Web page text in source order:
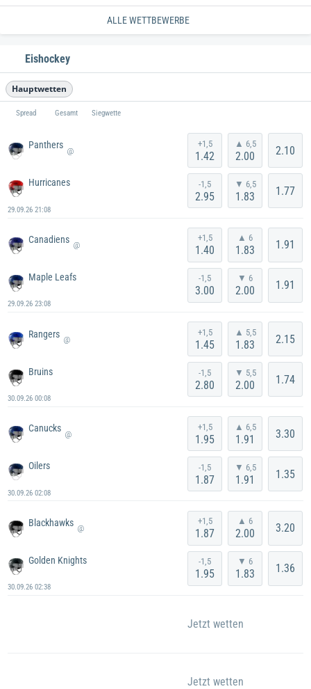
ALLE WETTBEWERBE
Eishockey
Hauptwetten
Spread Gesamt Siegwette
Panthers
@
Hurricanes
29.09.26 21:08
+1,5
1.42
-1,5
2.95
▲ 6,5
2.00
▼ 6,5
1.83
2.10
1.77
Canadiens
@
Maple Leafs
29.09.26 23:08
+1,5
1.40
-1,5
3.00
▲ 6
1.83
▼ 6
2.00
1.91
1.91
Rangers
@
Bruins
30.09.26 00:08
+1,5
1.45
-1,5
2.80
▲ 5,5
1.83
▼ 5,5
2.00
2.15
1.74
Canucks
@
Oilers
30.09.26 02:08
+1,5
1.95
-1,5
1.87
▲ 6,5
1.91
▼ 6,5
1.91
3.30
1.35
Blackhawks
@
Golden Knights
30.09.26 02:38
+1,5
1.87
-1,5
1.95
▲ 6
2.00
▼ 6
1.83
3.20
1.36
Jetzt wetten
Jetzt wetten